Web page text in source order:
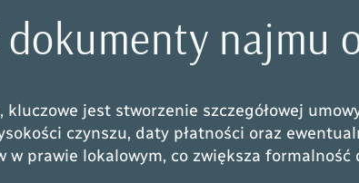
najmu
jest stworzenie szczegółowej
czynszu, daty płatności oraz
prawie lokalowym, co zwiększa formalność